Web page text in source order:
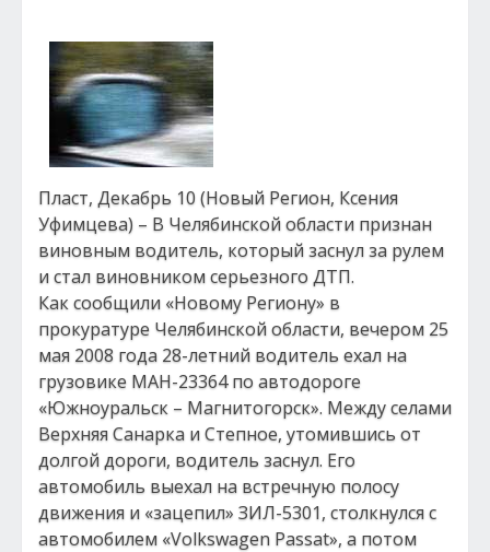
Пласт, Декабрь 10 (Новый Регион, Ксения
Уфимцева) – В Челябинской области признан
виновным водитель, который заснул за рулем
и стал виновником серьезного ДТП.
Как сообщили «Новому Региону» в
прокуратуре Челябинской области, вечером 25
мая 2008 года 28-летний водитель ехал на
грузовике МАН-23364 по автодороге
«Южноуральск – Магнитогорск». Между селами
Верхняя Санарка и Степное, утомившись от
долгой дороги, водитель заснул. Его
автомобиль выехал на встречную полосу
движения и «зацепил» ЗИЛ-5301, столкнулся с
автомобилем «Volkswagen Passat», а потом